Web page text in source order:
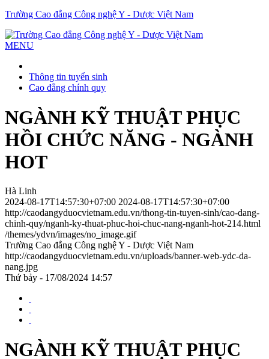
Trường Cao đẳng Công nghệ Y - Dược Việt Nam
MENU
Thông tin tuyển sinh
Cao đẳng chính quy
NGÀNH KỸ THUẬT PHỤC
HỒI CHỨC NĂNG - NGÀNH
HOT
Hà Linh
2024-08-17T14:57:30+07:00 2024-08-17T14:57:30+07:00
http://caodangyduocvietnam.edu.vn/thong-tin-tuyen-sinh/cao-dang-
chinh-quy/nganh-ky-thuat-phuc-hoi-chuc-nang-nganh-hot-214.html
/themes/ydvn/images/no_image.gif
Trường Cao đẳng Công nghệ Y - Dược Việt Nam
http://caodangyduocvietnam.edu.vn/uploads/banner-web-ydc-da-
nang.jpg
Thứ bảy - 17/08/2024 14:57
NGÀNH KỸ THUẬT PHỤC